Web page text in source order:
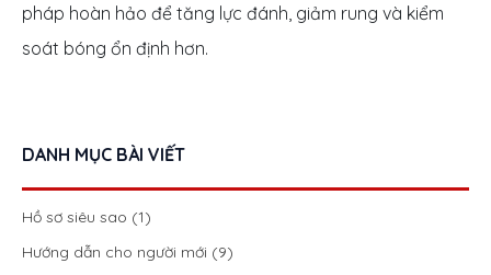
pháp hoàn hảo để tăng lực đánh, giảm rung và kiểm
soát bóng ổn định hơn.
DANH MỤC BÀI VIẾT
Hồ sơ siêu sao (1)
Hướng dẫn cho người mới (9)